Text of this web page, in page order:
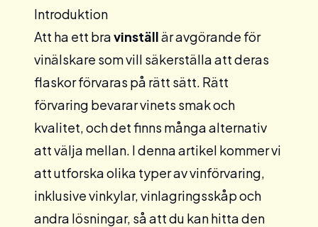
Introduktion
Att ha ett bravinställär avgörande för
vinälskare som vill säkerställa att deras
flaskor förvaras på rätt sätt. Rätt
förvaring bevarar vinets smak och
kvalitet, och det finns många alternativ
att välja mellan. I denna artikel kommer vi
att utforska olika typer av vinförvaring,
inklusive vinkylar, vinlagringsskåp och
andra lösningar, så att du kan hitta den